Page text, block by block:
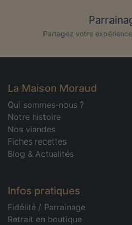
Partagez votre
La Maison Moraud
Qui sommes-nous ?
Notre histoire
Nos viandes
Fiches recettes
Blog & Actualités
Infos pratiques
Fidélité / Parrainage
Retrait en boutique